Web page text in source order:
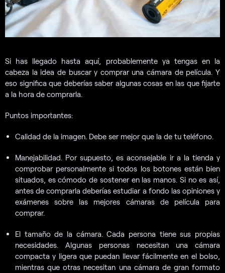
Si has llegado hasta aquí, probablemente ya tengas en la
cabeza la idea de buscar y comprar una cámara de película. Y
eso significa que deberías saber algunas cosas en las que fijarte
a la hora de comprarla.
Puntos importantes:
Calidad de la imagen. Debe ser mejor que la de tu teléfono.
Manejabilidad. Por supuesto, es aconsejable ir a la tienda y
comprobar personalmente si todos los botones están bien
situados, es cómodo de sostener en las manos. Si no es así,
antes de comprarla deberías estudiar a fondo las opiniones y
exámenes sobre las mejores cámaras de película para
comprar.
El tamaño de la cámara. Cada persona tiene sus propias
necesidades. Algunas personas necesitan una cámara
compacta y ligera que puedan llevar fácilmente en el bolso,
mientras que otras necesitan una cámara de gran formato